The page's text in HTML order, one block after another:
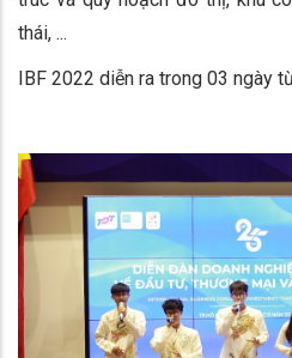
thái, ...
IBF 2022 diễn ra trong 03